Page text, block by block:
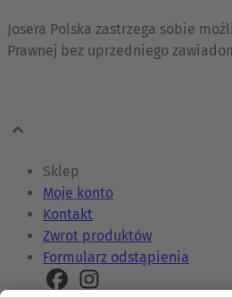
Josera Polska zastrzega sobie
Prawnej bez uprzedniego
Sklep
Moje konto
Kontakt
Zwrot produktów
Formularz odstąpienia